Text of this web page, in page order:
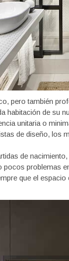
pero también
habitación de su
unitaria o
de diseño, los
de
pocos problemas
que el